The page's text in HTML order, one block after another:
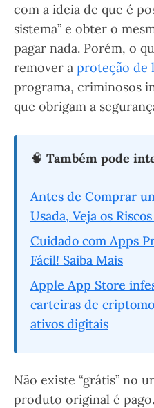
com a ideia de que é
sistema” e obter o
pagar nada. Porém, o
remover a proteção de
programa, criminosos
que obrigam a
🧠 Também pode
Antes de Comprar
Usada, Veja os
Cuidado com Apps
Fácil! Saiba Mais
Apple App Store
carteiras de
ativos digitais
Não existe “grátis” no
produto original é